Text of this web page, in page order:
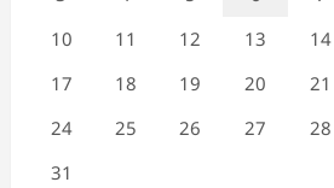
10
11 12 13 14
17
18 19 20 21
24
25 26 27 28
31